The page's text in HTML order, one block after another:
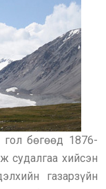
бөгөөд 1876-
судалгаа хийсэн
газарзүйн